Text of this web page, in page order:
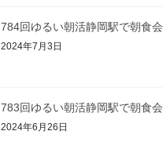
784回ゆるい朝活静岡駅で朝食会
2024年7月3日
783回ゆるい朝活静岡駅で朝食会
2024年6月26日